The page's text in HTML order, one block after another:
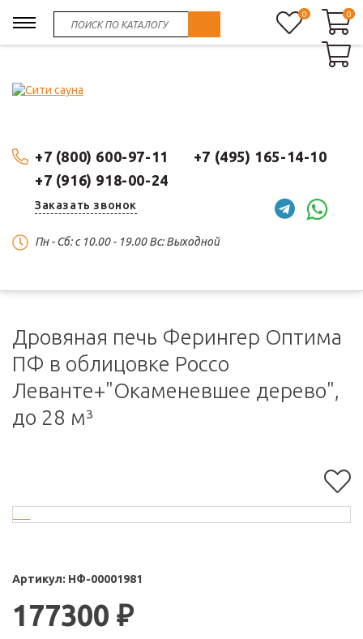
+7 (800) 600-97-11
+7 (495) 165-14-10
+7 (916) 918-00-24
Заказать звонок
Пн - Сб: c 10.00 - 19.00 Вс: Выходной
0 0
0
Дровяная печь Ферингер Оптима
ПФ в облицовке Россо
Леванте+"Окаменевшее дерево",
до 28 м³
Артикул: НФ-00001981
177300 ₽